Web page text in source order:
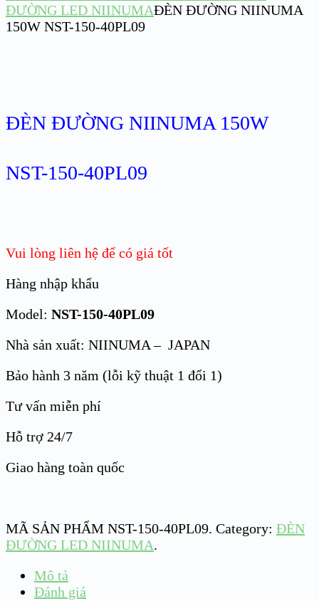
ĐƯỜNG LED NIINUMAĐÈN ĐƯỜNG NIINUMA
150W NST-150-40PL09
ĐÈN ĐƯỜNG NIINUMA 150W
NST-150-40PL09
Vui lòng liên hệ để có giá tốt
Hàng nhập khẩu
Model: NST-150-40PL09
Nhà sản xuất: NIINUMA – JAPAN
Bảo hành 3 năm (lỗi kỹ thuật 1 đổi 1)
Tư vấn miễn phí
Hỗ trợ 24/7
Giao hàng toàn quốc
MÃ SẢN PHẨM NST-150-40PL09. Category: ĐÈN
ĐƯỜNG LED NIINUMA.
Mô tả
Đánh giá